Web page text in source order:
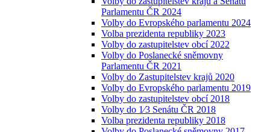
Parlamentu ČR 2024
Volby do Evropského parlamentu 2024
Volba prezidenta republiky 2023
Volby do zastupitelstev obcí 2022
Volby do Poslanecké sněmovny
Parlamentu ČR 2021
Volby do Zastupitelstev krajů 2020
Volby do Evropského parlamentu 2019
Volby do zastupitelstev obcí 2018
Volby do 1⁄3 Senátu ČR 2018
Volba prezidenta republiky 2018